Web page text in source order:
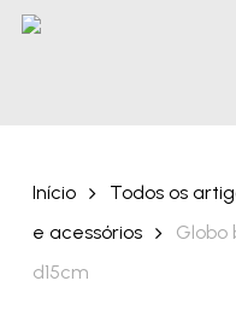
Skip
Início Todos os
e acessórios
Globo
d15cm